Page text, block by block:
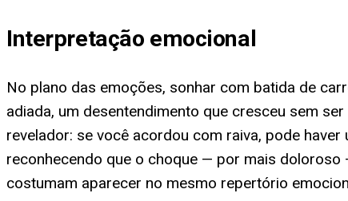
Interpretação emocional
No plano das emoções, sonhar com batida de
adiada, um desentendimento que cresceu sem
revelador: se você acordou com raiva, pode
reconhecendo que o choque — por mais
costumam aparecer no mesmo repertório